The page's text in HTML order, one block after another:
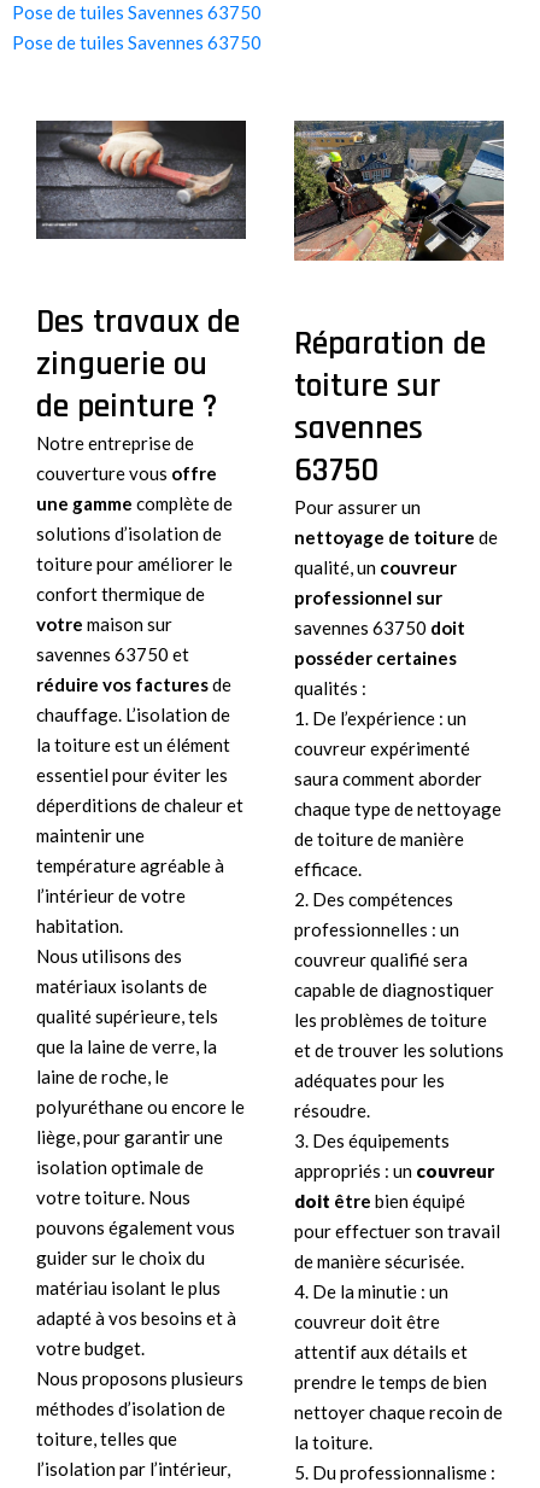
Pose de tuiles Savennes 63750
Pose de tuiles Savennes 63750
Des travaux de
zinguerie ou
de peinture ?
Notre entreprise de
couverture vous offre
une gamme complète de
solutions d’isolation de
toiture pour améliorer le
confort thermique de
votre maison sur
savennes 63750 et
réduire vos facturesde
chauffage. L’isolation de
la toiture est un élément
essentiel pour éviter les
déperditions de chaleur et
maintenir une
température agréable à
l’intérieur de votre
habitation.
Nous utilisons des
matériaux isolants de
qualité supérieure, tels
que la laine de verre, la
laine de roche, le
polyuréthane ou encore le
liège, pour garantir une
isolation optimale de
votre toiture. Nous
pouvons également vous
guider sur le choix du
matériau isolant le plus
adapté à vos besoins et à
votre budget.
Nous proposons plusieurs
méthodes d’isolation de
toiture, telles que
l’isolation par l’intérieur,
Réparation de
toiture sur
savennes
63750
Pour assurer un
nettoyage de toiture de
qualité, un couvreur
professionnel sur
savennes 63750 doit
posséder certaines
qualités :
1. De l’expérience : un
couvreur expérimenté
saura comment aborder
chaque type de nettoyage
de toiture de manière
efficace.
2. Des compétences
professionnelles : un
couvreur qualifié sera
capable de diagnostiquer
les problèmes de toiture
et de trouver les solutions
adéquates pour les
résoudre.
3. Des équipements
appropriés : un couvreur
doit être bien équipé
pour effectuer son travail
de manière sécurisée.
4. De la minutie : un
couvreur doit être
attentif aux détails et
prendre le temps de bien
nettoyer chaque recoin de
la toiture.
5. Du professionnalisme :